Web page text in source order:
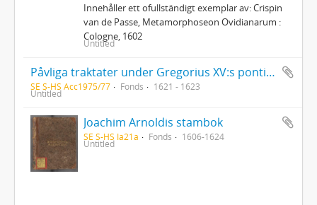
Innehåller ett ofullständigt exemplar av: Crispin
van de Passe, Metamorphoseon Ovidianarum :
Cologne, 1602
Untitled
Påvliga traktater under Gregorius XV:s pontifikat. Instruttione a nuntio Massimi etc. etc. 1 volym fol. i helpergamentband köpt av J. G. Sparwenfeld i Madrid 6 maj 1690
SE S-HS Acc1975/77 Fonds 1621 - 1623
Untitled
Joachim Arnoldis stambok
SE S-HS Ia21a Fonds 1606-1624
Untitled